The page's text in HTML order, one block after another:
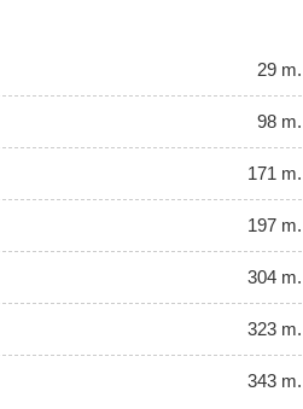
29 m.
98 m.
171 m.
197 m.
304 m.
323 m.
343 m.